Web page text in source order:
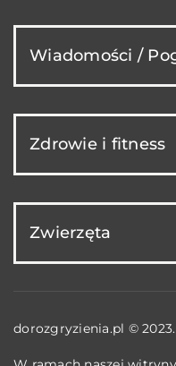
Wiadomości /
Zdrowie i fitness
Zwierzęta
dorozgryzienia.pl ©